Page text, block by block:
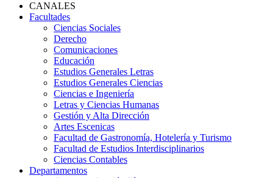
CANALES
Facultades
Ciencias Sociales
Derecho
Comunicaciones
Educación
Estudios Generales Letras
Estudios Generales Ciencias
Ciencias e Ingeniería
Letras y Ciencias Humanas
Gestión y Alta Dirección
Artes Escenicas
Facultad de Gastronomía, Hotelería y Turismo
Facultad de Estudios Interdisciplinarios
Ciencias Contables
Departamentos